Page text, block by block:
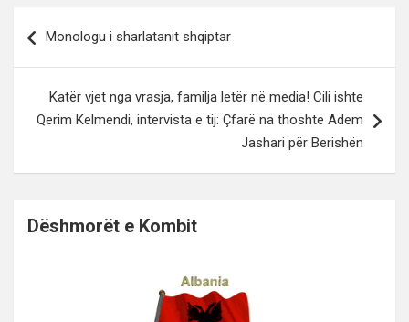
te
Monologu i sharlatanit shqiptar
Katër vjet nga vrasja, familja letër në media! Cili ishte
Qerim Kelmendi, intervista e tij: Çfarë na thoshte Adem
Jashari për Berishën
Dëshmorët e Kombit